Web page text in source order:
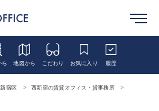
ら 地図から こだわり お気に入り 履歴
新宿区
西新宿の賃貸オフィス・貸事務所